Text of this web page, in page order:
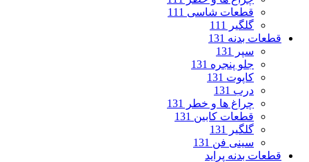
قطعات شاسی 111
گلگیر 111
قطعات بدنه 131
سپر 131
جلو پنجره 131
کاپوت 131
درب 131
چراغ ها و خطر 131
قطعات کابین 131
گلگیر 131
سینی فن 131
قطعات بدنه پراید